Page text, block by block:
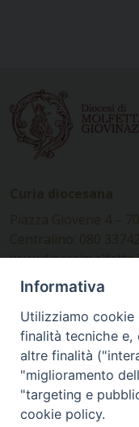
Ufficio
Piazza Giovene 4 –
Informativa
Utilizziamo
finalità tecniche e,
altre finalità
"miglioramento
"targeting e
cookie policy.